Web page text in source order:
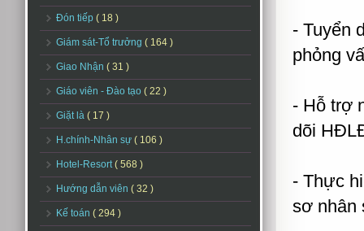
Đón tiếp ( 18 )
Giám sát-Tổ trưởng ( 164 )
Giao Nhận ( 31 )
Giáo viên - Đào tạo ( 22 )
Giặt là ( 17 )
H.chính-Nhân sự ( 106 )
Hotel-Resort( 568 )
Hướng dẫn viên ( 32 )
Kế toán ( 294 )
- Tuyển
phỏng
- Hỗ trợ
dõi
- Thực
sơ nhân